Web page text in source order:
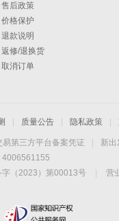
售后政策
价格保护
退款说明
返修/退换货
取消订单
质量公告 隐私政策
易第三方平台备案凭证
新
4006561155
字（2023）第00013号 营